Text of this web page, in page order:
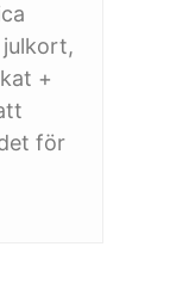
+
för